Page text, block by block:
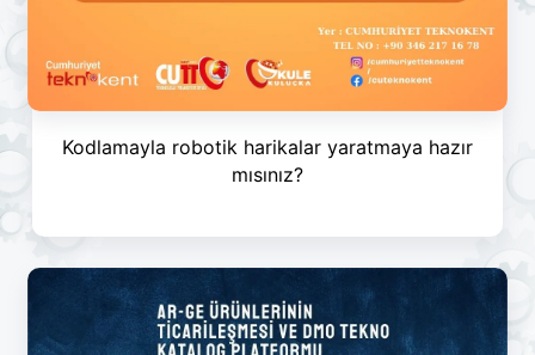
Kodlamayla robotik harikalar yaratmaya hazır
mısınız?